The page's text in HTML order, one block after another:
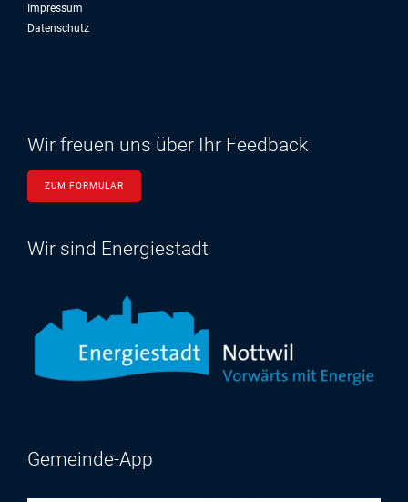
Impressum
Datenschutz
Wir freuen uns über Ihr Feedback
ZUM FORMULAR
Wir sind Energiestadt
Gemeinde-App